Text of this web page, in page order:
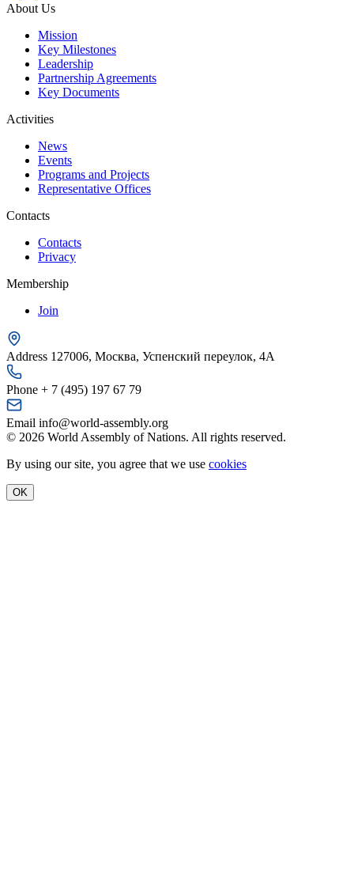
About Us
Mission
Key Milestones
Leadership
Partnership Agreements
Key Documents
Activities
News
Events
Programs and Projects
Representative Offices
Contacts
Contacts
Privacy
Membership
Join
Address 127006, Москва, Успенский переулок, 4А
Phone + 7 (495) 197 67 79
Email info@world-assembly.org
© 2026 World Assembly of Nations. All rights reserved.
By using our site, you agree that we use cookies
OK